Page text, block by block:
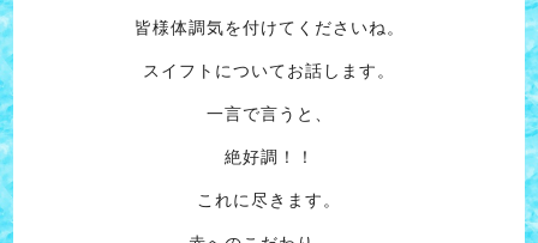
皆様体調気を付けてくださいね。
スイフトについてお話します。
一言で言うと、
絶好調！！
これに尽きます。